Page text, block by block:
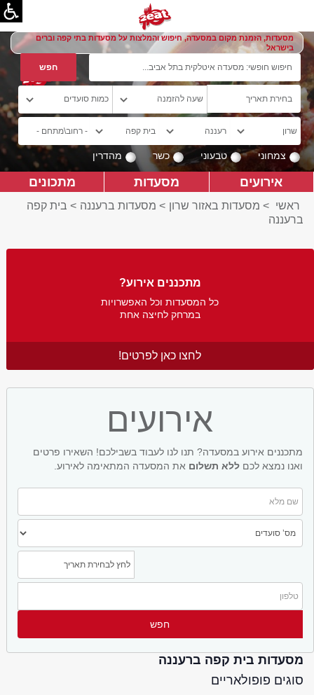
מסעדות, הזמנת מקום במסעדה, חיפוש והמלצות על מסעדות בתי קפה וברים
בישראל
צמחוני טבעוני כשר מהדרין
אירועים מסעדות מתכונים
ראשי > מסעדות באזור שרון > מסעדות ברעננה > בית קפה
ברעננה
מתכננים אירוע?
כל המסעדות וכל האפשרויות
במרחק לחיצה אחת
לחצו כאן לפרטים!
אירועים
מתכננים אירוע במסעדה? תנו לנו לעבוד בשבילכם! השאירו פרטים
ואנו נמצא לכם ללא תשלום את המסעדה המתאימה לאירוע.
מסעדות בית קפה ברעננה
סוגים פופולאריים